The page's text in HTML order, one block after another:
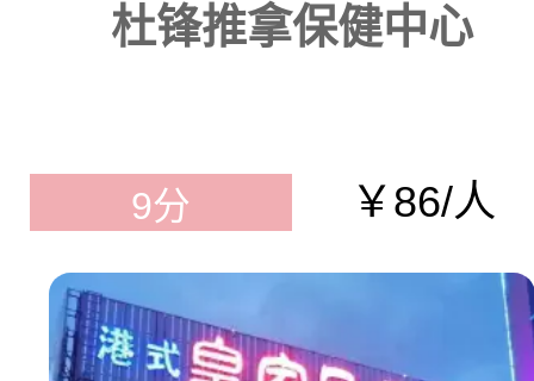
杜锋推拿保健中心
9分 ￥86/人